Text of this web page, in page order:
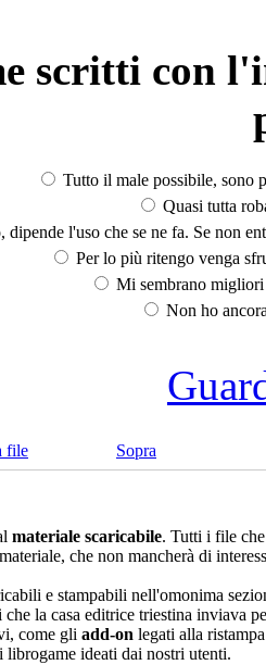
scritti con
Tutto il male possibile, sono
Quasi tutta
l'uso che se ne fa. Se non
Per lo più ritengo venga
Mi sembrano
Non ho
file Sopra
materiale scaricabile. Tutti i file
che non mancherà di
e stampabili nell'omonima
la casa editrice triestina inviava
come gli add-on legati alla
ideati dai nostri utenti.